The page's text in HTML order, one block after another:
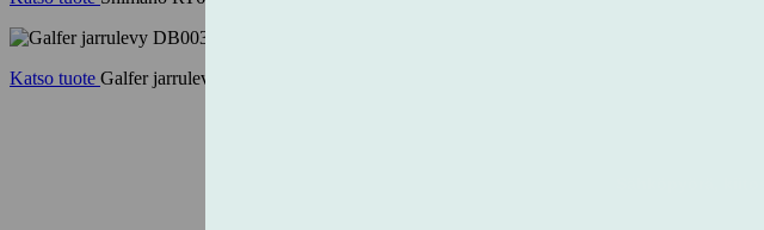
Katso tuote Galfer jarrulevy DB003W2 180mm 6pultti